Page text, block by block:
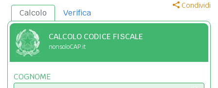
Condividi
Calcolo Verifica
CALCOLO CODICE FISCALE
nonsoloCAP.it
COGNOME